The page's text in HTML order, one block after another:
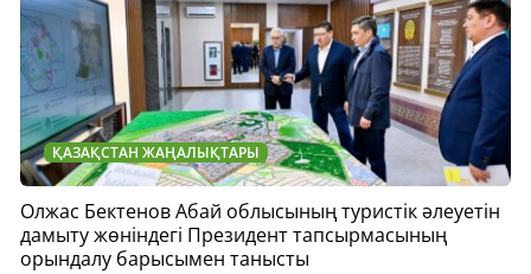
ҚАЗАҚСТАН ЖАҢАЛЫҚТАРЫ
Олжас Бектенов Абай облысының туристік әлеуетін
дамыту жөніндегі Президент тапсырмасының
орындалу барысымен танысты